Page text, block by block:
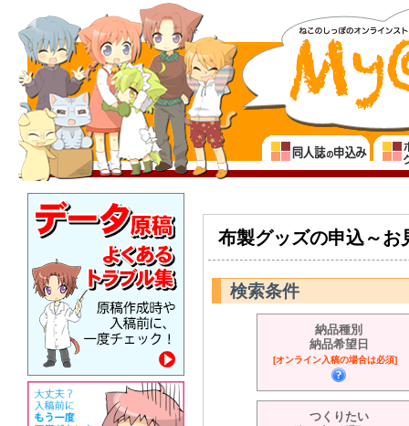
布製グッズの申込～お
検索条件
納品種別
納品希望日
[オンライン入稿の場合は必須]
つくりたい